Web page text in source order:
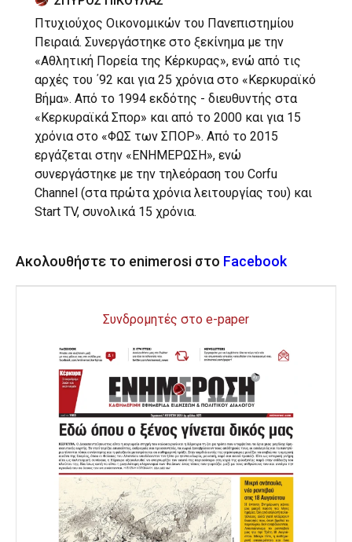
Πτυχιούχος Οικονομικών του Πανεπιστημίου
Πειραιά. Συνεργάστηκε στο ξεκίνημα με την
«Αθλητική Πορεία της Κέρκυρας», ενώ από τις
αρχές του ΄92 και για 25 χρόνια στο «Κερκυραϊκό
Βήμα». Από το 1994 εκδότης - διευθυντής στα
«Κερκυραϊκά Σπορ» και από το 2000 και για 15
χρόνια στο «ΦΩΣ των ΣΠΟΡ». Από το 2015
εργάζεται στην «ΕΝΗΜΕΡΩΣΗ», ενώ
συνεργάστηκε με την τηλεόραση του Corfu
Channel (στα πρώτα χρόνια λειτουργίας του) και
Start TV, συνολικά 15 χρόνια.
Ακολουθήστε το enimerosi στο Facebook
Συνδρομητές στο e-paper